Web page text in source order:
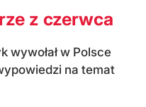
z czerwca
wywołał w Polsce
na temat